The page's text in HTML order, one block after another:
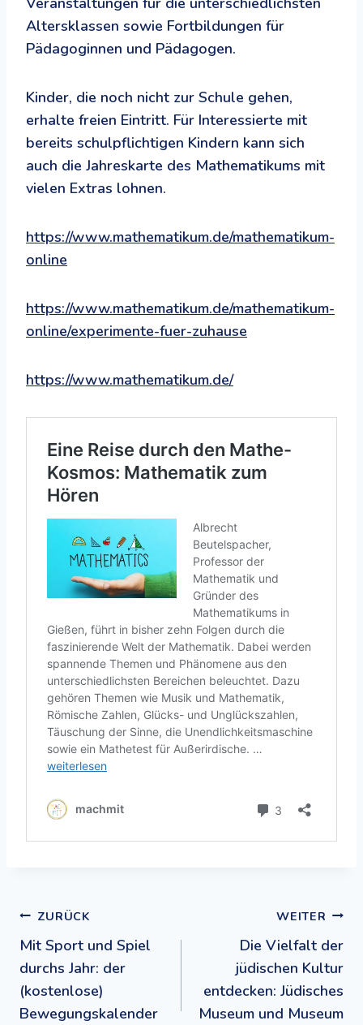
Altersklassen sowie Fortbildungen für
Pädagoginnen und Pädagogen.
Kinder, die noch nicht zur Schule gehen,
erhalte freien Eintritt. Für Interessierte mit
bereits schulpflichtigen Kindern kann sich
auch die Jahreskarte des Mathematikums mit
vielen Extras lohnen.
https://www.mathematikum.de/mathematikum-
online
https://www.mathematikum.de/mathematikum-
online/experimente-fuer-zuhause
https://www.mathematikum.de/
Beitragsnavigation
ZURÜCK
Mit Sport und Spiel
durchs Jahr: der
(kostenlose)
Bewegungskalender
WEITER
Die Vielfalt der
jüdischen Kultur
entdecken: Jüdisches
Museum und Museum